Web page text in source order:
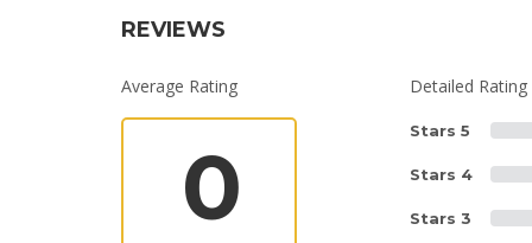
REVIEWS
Average Rating
0
Detailed Rating
Stars 5
Stars 4
Stars 3